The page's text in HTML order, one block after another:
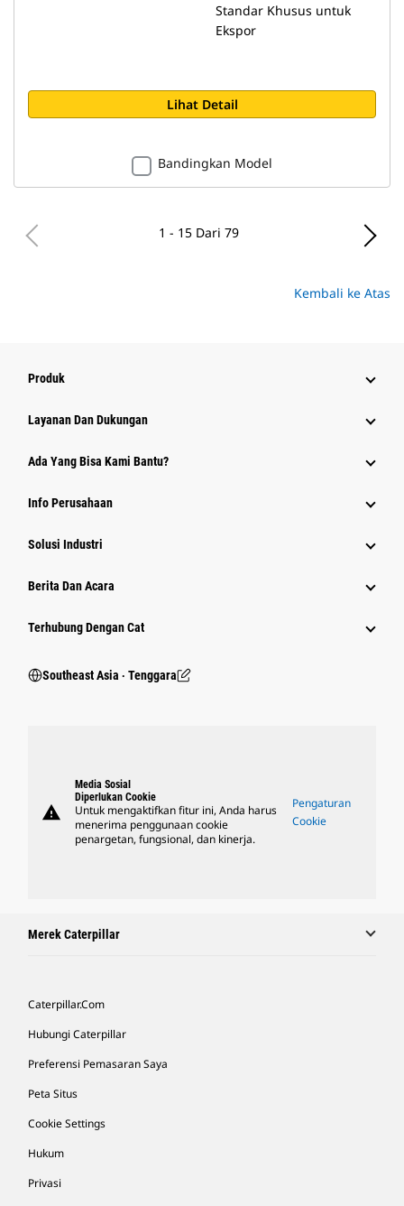
Standar Khusus untuk
Ekspor
Lihat Detail
Bandingkan Model
1 - 15 Dari 79
Kembali ke Atas
Produk
Layanan Dan Dukungan
Ada Yang Bisa Kami Bantu?
Info Perusahaan
Solusi Industri
Berita Dan Acara
Terhubung Dengan Cat
Southeast Asia ‧ Tenggara
warning
Media Sosial
Diperlukan Cookie
Untuk mengaktifkan fitur ini, Anda harus
menerima penggunaan cookie
penargetan, fungsional, dan kinerja.
Pengaturan
Cookie
Merek Caterpillar
Caterpillar.com
Hubungi Caterpillar
Preferensi Pemasaran Saya
Peta Situs
Cookie Settings
Hukum
Privasi